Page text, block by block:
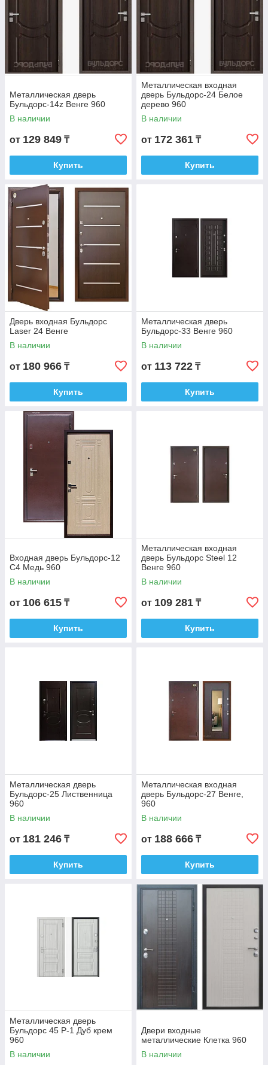
Металлическая дверь
Бульдорс-14z Венге 960
В наличии
от 129 849 ₸
Купить
Металлическая входная
дверь Бульдорс-24 Белое
дерево 960
В наличии
от 172 361 ₸
Купить
Дверь входная Бульдорс
Laser 24 Венге
В наличии
от 180 966 ₸
Купить
Металлическая дверь
Бульдорс-33 Венге 960
В наличии
от 113 722 ₸
Купить
Входная дверь Бульдорс-12
C4 Медь 960
В наличии
от 106 615 ₸
Купить
Металлическая входная
дверь Бульдорс Steel 12
Венге 960
В наличии
от 109 281 ₸
Купить
Металлическая дверь
Бульдорс-25 Лиственница
960
В наличии
от 181 246 ₸
Купить
Металлическая входная
дверь Бульдорс-27 Венге,
960
В наличии
от 188 666 ₸
Купить
Металлическая дверь
Бульдорс 45 P-1 Дуб крем
960
В наличии
Двери входные
металлические Клетка 960
В наличии